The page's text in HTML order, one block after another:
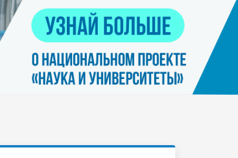
Контакты
Нацпроект "Наука и университеты"